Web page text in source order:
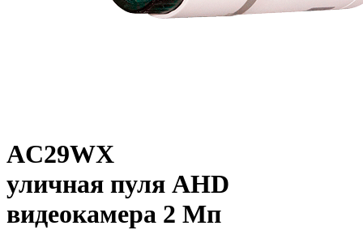
AC29WX
уличная пуля AHD
видеокамера 2 Мп